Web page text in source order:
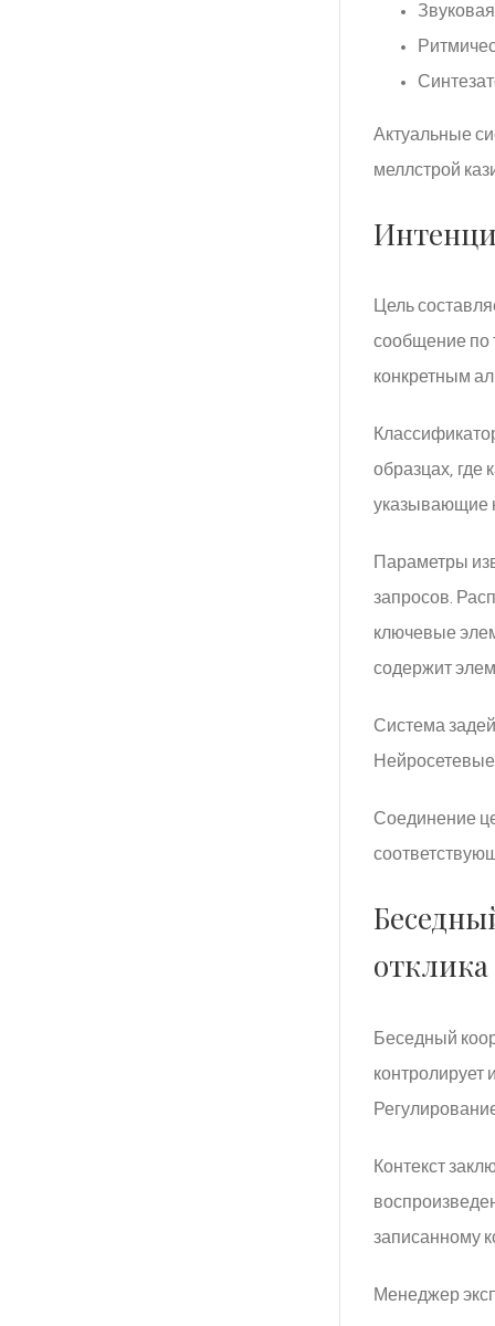
Актуальные
меллстрой
Цель
сообщение по
конкретным
образцах, где
указывающие
Параметры
запросов.
ключевые
содержит
Система
Соединение
отклика
Беседный
контролирует
Контекст
записанному
Менеджер